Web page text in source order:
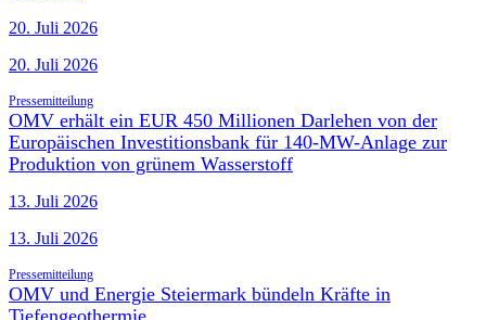
20. Juli 2026
20. Juli 2026
Pressemitteilung
OMV erhält ein EUR 450 Millionen Darlehen von der
Europäischen Investitionsbank für 140-MW-Anlage zur
Produktion von grünem Wasserstoff
13. Juli 2026
13. Juli 2026
Pressemitteilung
OMV und Energie Steiermark bündeln Kräfte in